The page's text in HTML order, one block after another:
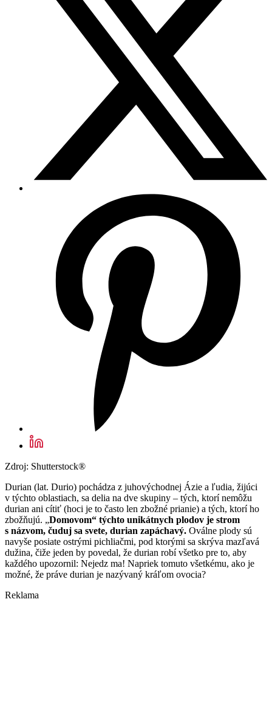
Zdroj: Shutterstock®
Durian (lat. Durio) pochádza z juhovýchodnej Ázie a ľudia, žijúci
v týchto oblastiach, sa delia na dve skupiny – tých, ktorí nemôžu
durian ani cítiť (hoci je to často len zbožné prianie) a tých, ktorí ho
zbožňujú. „Domovom“ týchto unikátnych plodov je strom
s názvom, čuduj sa svete, durian zapáchavý. Oválne plody sú
navyše posiate ostrými pichliačmi, pod ktorými sa skrýva mazľavá
dužina, čiže jeden by povedal, že durian robí všetko pre to, aby
každého upozornil: Nejedz ma! Napriek tomuto všetkému, ako je
možné, že práve durian je nazývaný kráľom ovocia?
Reklama